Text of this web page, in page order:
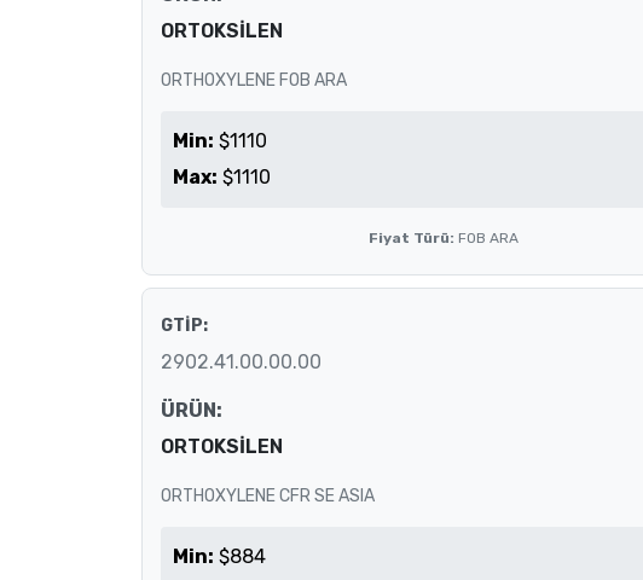
ORTOKSİLEN
ORTHOXYLENE FOB ARA
Min: $1110
Max: $1110
Fiyat Türü: FOB ARA
GTİP:
2902.41.00.00.00
ÜRÜN:
ORTOKSİLEN
ORTHOXYLENE CFR SE ASIA
Min: $884